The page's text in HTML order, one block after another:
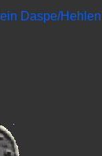
Daspe/Hehlen